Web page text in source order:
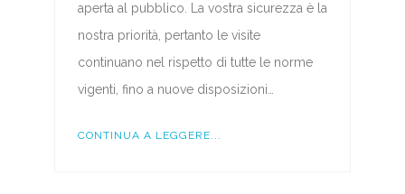
aperta al pubblico. La vostra sicurezza è la
nostra priorità, pertanto le visite
continuano nel rispetto di tutte le norme
vigenti, fino a nuove disposizioni…
CONTINUA A LEGGERE...